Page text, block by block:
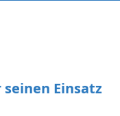
Einsatz